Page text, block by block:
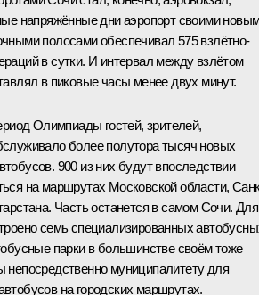
напряжённые дни аэропорт своими
полосами обеспечивал 575 взлётно-
в сутки. И интервал между взлётом
в пиковые часы менее двух минут.
Олимпиады гостей, зрителей,
более полутора тысяч новых
900 из них будут впоследствии
на маршрутах Московской области,
Часть останется в самом Сочи. Для
семь специализированных
парки в большинстве своём тоже
непосредственно муниципалитету для
на городских маршрутах.